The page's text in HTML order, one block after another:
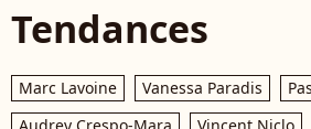
Tendances
Marc Lavoine Vanessa Paradis